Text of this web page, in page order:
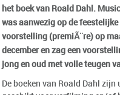
het boek van Roald Dahl.
was aanwezig op de feestelijke
voorstelling (premiÃ¨re) op
december en zag een
jong en oud met volle teugen
De boeken van Roald Dahl zijn